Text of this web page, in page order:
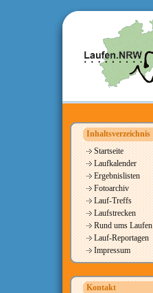
Inhaltsverzeichnis
Startseite
Laufkalender
Ergebnislisten
Fotoarchiv
Lauf-Treffs
Laufstrecken
Rund ums Laufen
Lauf-Reportagen
Impressum
Kontakt